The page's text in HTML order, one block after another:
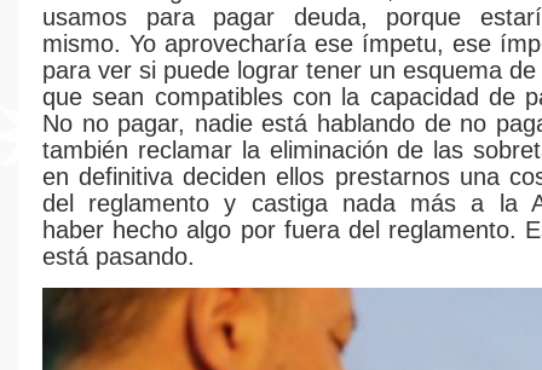
usamos para pagar deuda, porque
mismo. Yo aprovecharía ese ímpetu, ese
para ver si puede lograr tener un esquema
que sean compatibles con la capacidad de
No no pagar, nadie está hablando de no
también reclamar la eliminación de las
en definitiva deciden ellos prestarnos una
del reglamento y castiga nada más a la
haber hecho algo por fuera del reglamento.
está pasando.